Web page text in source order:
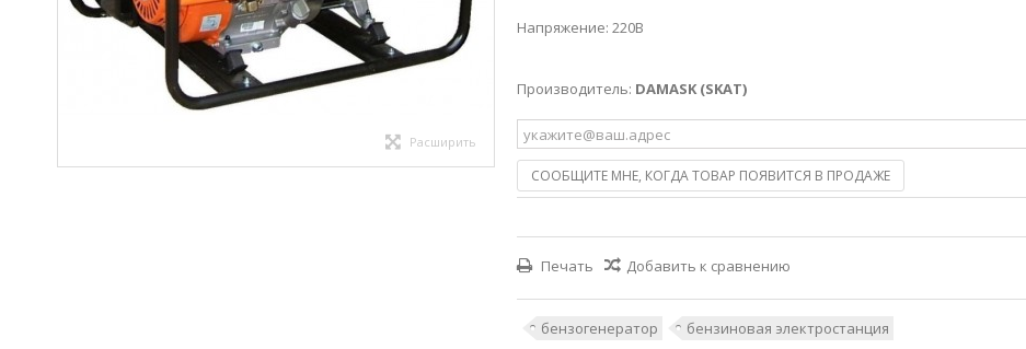
Расширить
Напряжение: 220В
Производитель: DAMASK (SKAT)
СООБЩИТЕ МНЕ, КОГДА ТОВАР ПОЯВИТСЯ В ПРОДАЖЕ
Печать Добавить к сравнению
бензогенератор
бензиновая электростанция